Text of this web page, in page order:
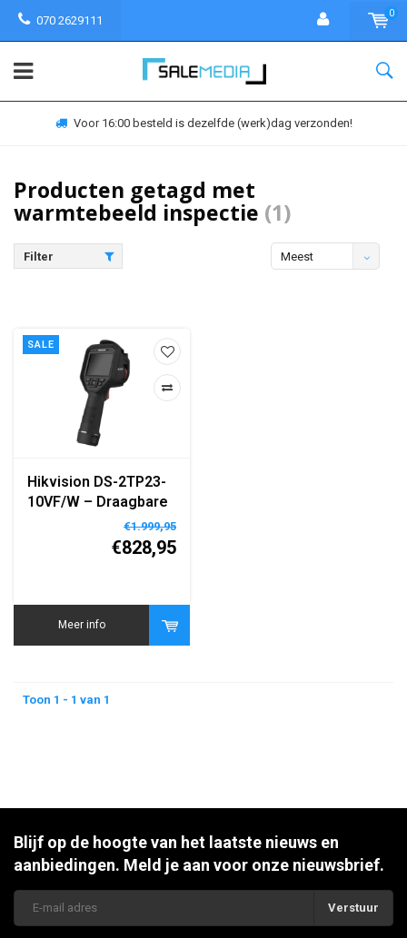
070 2629111
0
Voor 16:00 besteld is dezelfde (werk)dag verzonden!
Producten getagd met
warmtebeeld inspectie (1)
Filter
Meest
SALE
Hikvision DS-2TP23-
10VF/W – Draagbare
Thermografische
Warmtebeeldcamera
– 160×120 Resolutie
– Ingebouwde
Batterij
€1.999,95
€828,95
Meer info
Toon 1 - 1 van 1
Blijf op de hoogte van het laatste nieuws en
aanbiedingen. Meld je aan voor onze nieuwsbrief.
Verstuur